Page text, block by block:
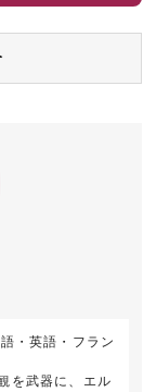
・英語・フラン
を武器に、エル